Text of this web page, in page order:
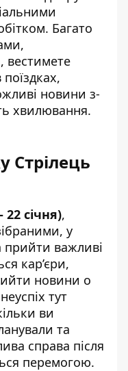
Багато
вестимете
новини з-
хвилювання.
Стрілець
22 січня),
у
важливі
кар’єри,
новини о
тут
ви
та
справа після
перемогою.